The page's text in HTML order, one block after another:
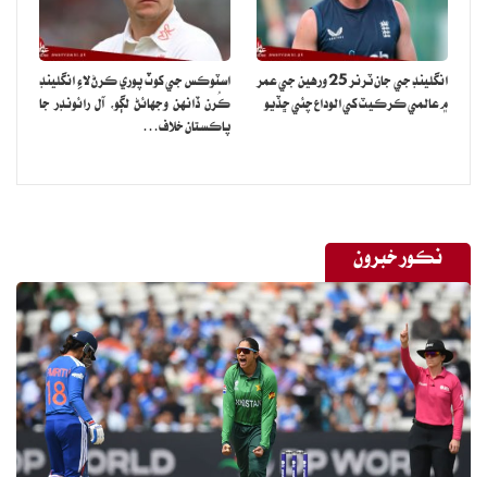
انگلينڊ جي جان ٽرنر 25 ورهين جي عمر
۾ عالمي ڪرڪيٽ کي الوداع چئي ڇڏيو
اسٽوڪس جي کوٽ پوري ڪرڻ لاءِ انگلينڊ
ڪُرن ڏانهن وجهائڻ لڳو، آل رائونڊر جا
پاڪستان خلاف…
نڪور خبرون